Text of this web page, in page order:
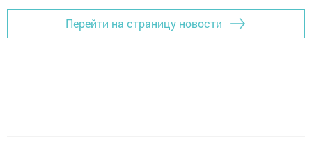
Перейти на страницу новости